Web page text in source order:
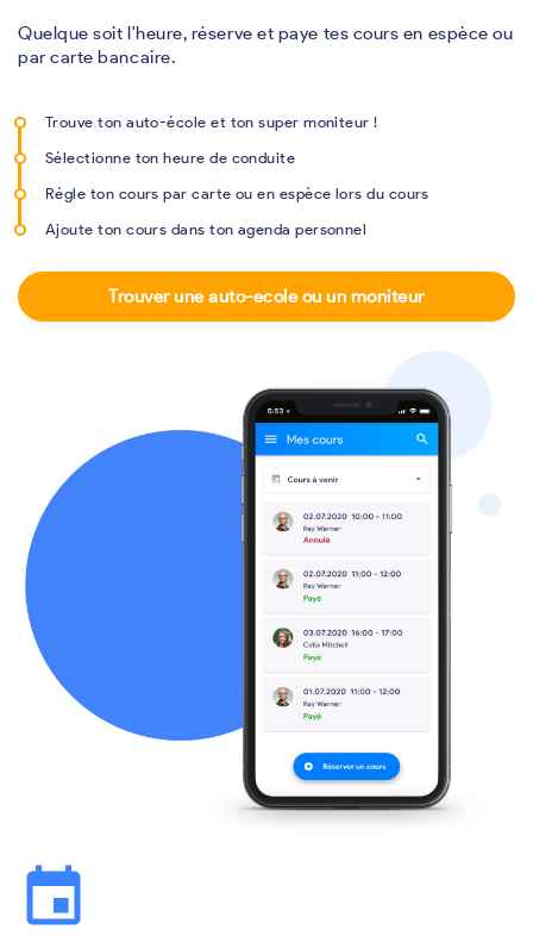
Quelque soit l'heure, réserve et paye tes cours en espèce ou
par carte bancaire.
Trouve ton auto-école et ton super moniteur !
Sélectionne ton heure de conduite
Régle ton cours par carte ou en espèce lors du cours
Ajoute ton cours dans ton agenda personnel
Trouver une auto-ecole ou un moniteur
event